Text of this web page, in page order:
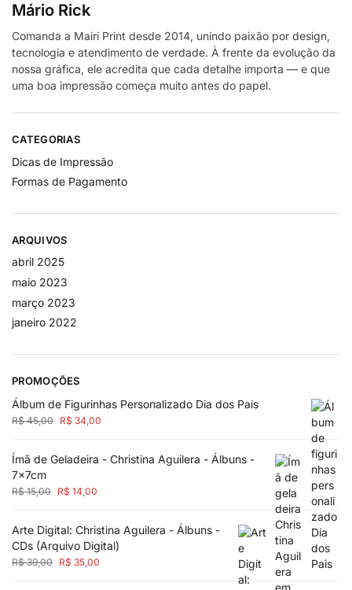
Mário Rick
Comanda a Mairi Print desde 2014, unindo paixão por design,
tecnologia e atendimento de verdade. À frente da evolução da
nossa gráfica, ele acredita que cada detalhe importa — e que
uma boa impressão começa muito antes do papel.
CATEGORIAS
Dicas de Impressão
Formas de Pagamento
ARQUIVOS
abril 2025
maio 2023
março 2023
janeiro 2022
PROMOÇÕES
Álbum de Figurinhas Personalizado Dia dos Pais
R$45,00 R$ 34,00
Ímã de Geladeira - Christina Aguilera - Álbuns -
7x7cm
R$15,00 R$ 14,00
Arte Digital: Christina Aguilera - Álbuns -
CDs (Arquivo Digital)
R$39,00 R$ 35,00